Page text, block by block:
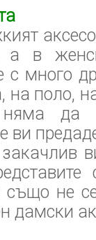
а в
с много
на поло,
няма да
ви
също не
дамски